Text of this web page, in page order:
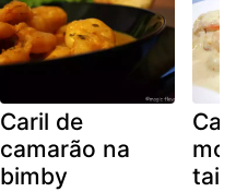
Caril de
camarão na
bimby